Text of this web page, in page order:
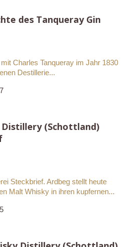
des Tanqueray Gin
Charles Tanqueray im Jahr 1830
Destillerie...
(Schottland)
Steckbrief. Ardbeg stellt heute
Malt Whisky in ihren kupfernen...